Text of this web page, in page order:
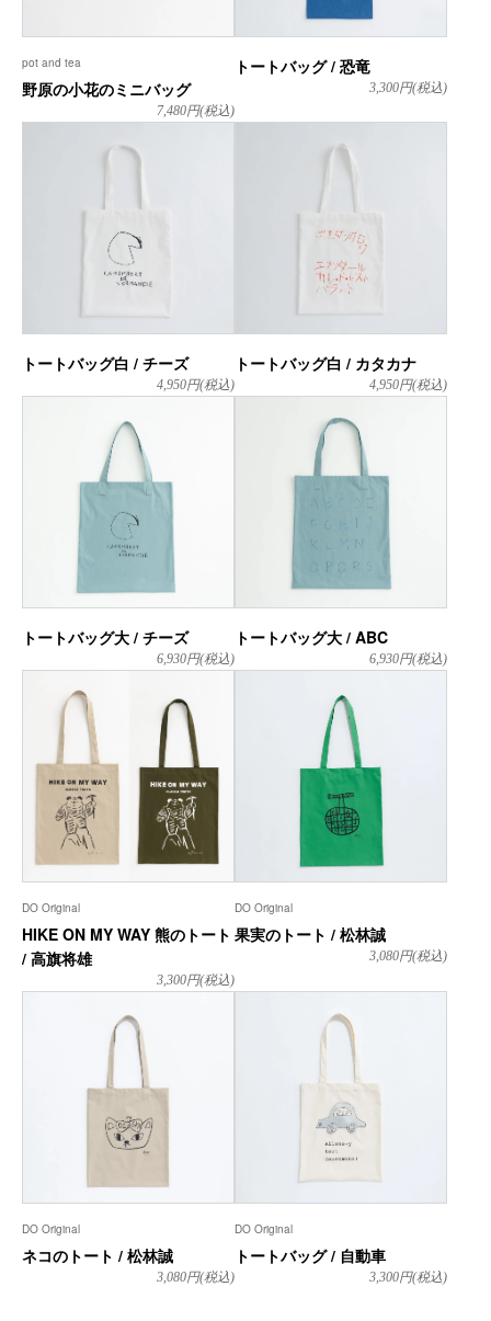
pot and tea
野原の小花のミニバッグ
7,480円(税込)
トートバッグ / 恐竜
3,300円(税込)
トートバッグ白 / チーズ
4,950円(税込)
トートバッグ白 / カタカナ
4,950円(税込)
トートバッグ大 / チーズ
6,930円(税込)
トートバッグ大 / ABC
6,930円(税込)
DO Original
HIKE ON MY WAY 熊のトート
/ 高旗将雄
3,300円(税込)
DO Original
果実のトート / 松林誠
3,080円(税込)
DO Original
ネコのトート / 松林誠
3,080円(税込)
DO Original
トートバッグ / 自動車
3,300円(税込)